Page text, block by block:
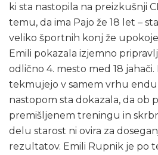
ki sta nastopila na preizkušnji
temu, da ima Pajo že 18 let –
veliko športnih konj že
Emili pokazala izjemno
odlično 4. mesto med 18
tekmujejo v samem vrhu
nastopom sta dokazala, da ob
premišljenem treningu in
delu starost ni ovira za
rezultatov. Emili Rupnik je po